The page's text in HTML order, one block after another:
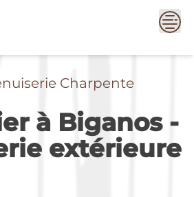
Charpente
à Biganos -
extérieure